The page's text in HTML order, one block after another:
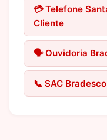
💳 Telefone
Cliente
🗣️ Ouvidoria
📞 SAC